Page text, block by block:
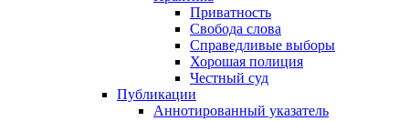
Приватность
Свобода слова
Справедливые выборы
Хорошая полиция
Честный суд
Публикации
Аннотированный указатель